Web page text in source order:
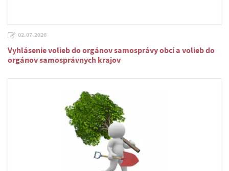
02.07.2026
Vyhlásenie volieb do orgánov samosprávy obcí a volieb do
orgánov samosprávnych krajov